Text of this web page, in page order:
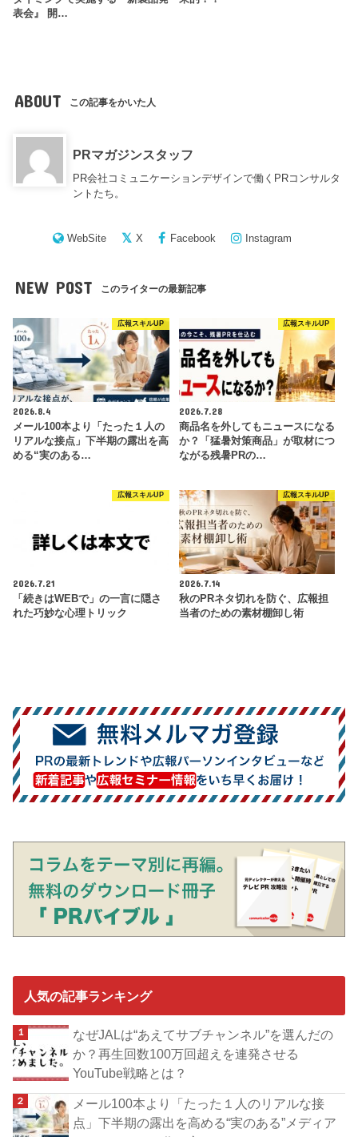
表会』 開…
ABOUT この記事をかいた人
PRマガジンスタッフ
PR会社コミュニケーションデザインで働くPRコンサルタ
ントたち。
WebSite X Facebook Instagram
NEW POST このライターの最新記事
広報スキルUP
2026.8.4
メール100本より「たった１人の
リアルな接点」下半期の露出を高
める“実のある…
広報スキルUP
2026.7.28
商品名を外してもニュースになる
か？「猛暑対策商品」が取材につ
ながる残暑PRの…
広報スキルUP
2026.7.21
「続きはWEBで」の一言に隠さ
れた巧妙な心理トリック
広報スキルUP
2026.7.14
秋のPRネタ切れを防ぐ、広報担
当者のための素材棚卸し術
人気の記事ランキング
なぜJALは“あえてサブチャンネル”を選んだの
か？再生回数100万回超えを連発させる
YouTube戦略とは？
メール100本より「たった１人のリアルな接
点」下半期の露出を高める“実のある”メディア